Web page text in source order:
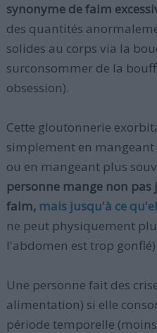
synonyme de faim
des quantités
solides au corps via la
surconsommer de la
obsession).
Cette gloutonnerie
simplement en
ou en mangeant plus
personne mange non
faim, mais jusqu'à ce
ne peut physiquement
l'abdomen est trop gonflé).
Une personne fait des
alimentation) si elle
période temporelle